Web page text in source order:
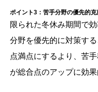
ポイント3：苦手分野の優先的克
限られた冬休み期間で
分野を優先的に対策す
点満点にするより、苦
が総合点のアップに効果